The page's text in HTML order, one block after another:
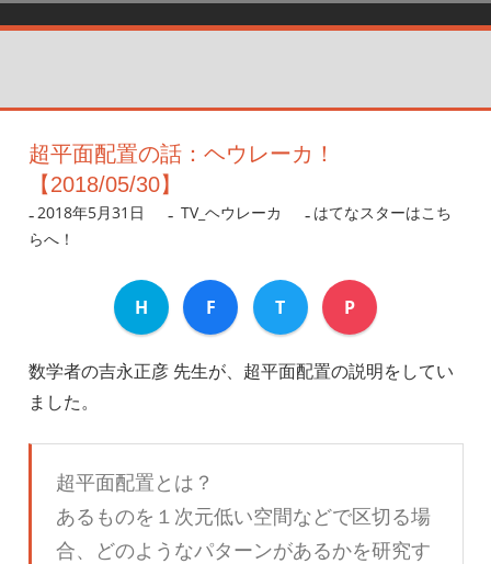
超平面配置の話：ヘウレーカ！
【2018/05/30】
2018年5月31日 nanigoto
TV_ヘウレーカ
はてなスターはこち
らへ！
H F T P
数学者の吉永正彦 先生が、超平面配置の説明をしてい
ました。
超平面配置とは？
あるものを１次元低い空間などで区切る場
合、どのようなパターンがあるかを研究す